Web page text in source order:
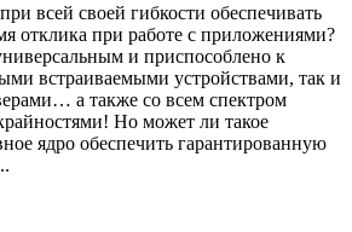
всей своей гибкости обеспечивать
отклика при работе с приложениями?
и приспособлено к
встраиваемыми устройствами, так и
а также со всем спектром
Но может ли такое
ядро обеспечить гарантированную